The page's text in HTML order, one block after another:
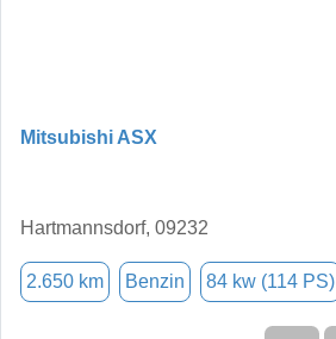
Mitsubishi ASX
Hartmannsdorf, 09232
2.650 km Benzin 84 kw (114 PS)